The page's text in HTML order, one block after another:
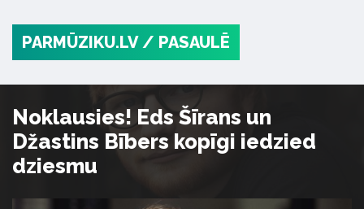
PARMŪZIKU.LV / PASAULĒ
Noklausies! Eds Šīrans un
Džastins Bībers kopīgi iedzied
dziesmu